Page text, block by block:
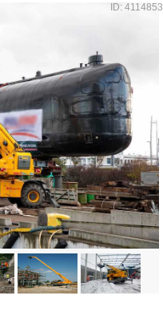
ID: 4114853